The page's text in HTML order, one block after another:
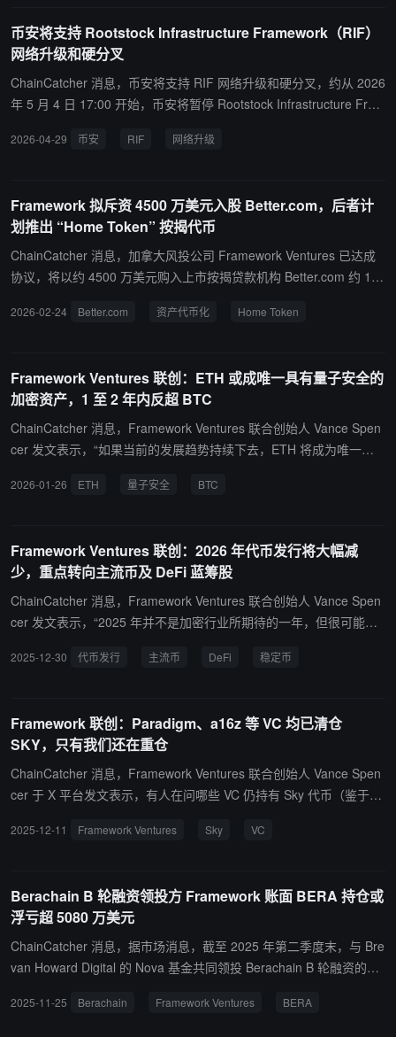
练数据，还将直接参与机器人模型训练与部署，推动机器人在实际场
景中的商业化应用。
会称该框架正进入规模化采用阶段。
币安将支持 Rootstock Infrastructure Framework（RIF）
网络升级和硬分叉
ChainCatcher 消息，币安将支持 RIF 网络升级和硬分叉，约从 2026
年 5 月 4 日 17:00 开始，币安将暂停 Rootstock Infrastructure Fram
区块高度 8,804,200 处进行，或大约在 2026 年 5 月 4 日 18:00。待
2026-04-29 币安 RIF 网络升级
Framework 拟斥资 4500 万美元入股 Better.com，后者计
划推出 “Home Token” 按揭代币
ChainCatcher 消息，加拿大风投公司 Framework Ventures 已达成
协议，将以约 4500 万美元购入上市按揭贷款机构 Better.com 约 1
行由 5 亿美元按揭及其他贷款资产支持的代币产品。知情人士透露，
com 创始人兼 CEO Vishal Garg 表示，代币化可减少中介环节，从
而降低融资成本，并为消费者提供更低利率的按揭产品。 据悉，Bett
er.com 正与 DeFi 生态系统 Sky 合作推进按揭资产上链。Sky 使用真
实世界资产（RWA）为稳定币提供支持，目前生态资本规模约 180
com 曾于 2021 年计划以 77 亿美元估值上市，但 2023 年实际上市
2026-02-24 Better.com 资产代币化 Home Token
Framework Ventures 联创：ETH 或成唯一具有量子安全的
加密资产，1 至 2 年内反超 BTC
ChainCatcher 消息，Framework Ventures 联合创始人 Vance Spen
cer 发文表示，“如果当前的发展趋势持续下去，ETH 将成为唯一具
有计算平台都受到更广泛的技术趋势的影响，它们需要整合这些趋势
2026-01-26 ETH 量子安全 BTC
Framework Ventures 联创：2026 年代币发行将大幅减
少，重点转向主流币及 DeFi 蓝筹股
ChainCatcher 消息，Framework Ventures 联合创始人 Vance Spen
cer 发文表示，“2025 年并不是加密行业所期待的一年，但很可能是
告别了 Meme 币、NFT、低流通高 FDV 项目，以及总体上以消费者
时，机构资金将持续流入具备合理价值捕获机制的 DeFi 蓝筹项目。
这种买盘可能会强劲到超出很多人的预期，尤其是在叠加持续回购与
协议层面高度财务自律的背景下。这个行业的未来已经非常清晰，稳
定币、现实世界资产（RWA）、借贷与资本市场，以及资产管理，将
路，来解决加密货币领域的诸多问题。这是一个看涨的格局，但反
2025-12-30 代币发行 主流币 DeFi 稳定币
Framework 联创：Paradigm、a16z 等 VC 均已清仓
SKY，只有我们还在重仓
ChainCatcher 消息，Framework Ventures 联合创始人 Vance Spen
cer 于 X 平台发文表示，有人在问哪些 VC 仍持有 Sky 代币（鉴于已
7%)；a16z (曾持约 6%)；Bain (曾持约 2-4%)；Syncracy (曾持约
目前唯一仍大量持有 Sky 代币的 VC。
2025-12-11 Framework Ventures Sky VC
Berachain B 轮融资领投方 Framework 账面 BERA 持仓或
浮亏超 5080 万美元
ChainCatcher 消息，据市场消息，截至 2025 年第二季度末，与 Bre
van Howard Digital 的 Nova 基金共同领投 Berachain B 轮融资的加
这些代币的总购入成本约为 7240 万美元。按其平均买入价格 3.42
2025-11-25 Berachain Framework Ventures BERA